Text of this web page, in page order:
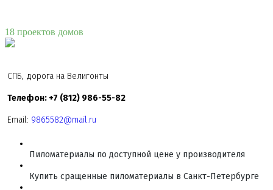
18 проектов домов
СПБ, дорога на Велигонты
Телефон: +7 (812) 986-55-82
Email: 9865582@mail.ru
Пиломатериалы по доступной цене у производителя
Купить сращенные пиломатериалы в Санкт-Петербурге